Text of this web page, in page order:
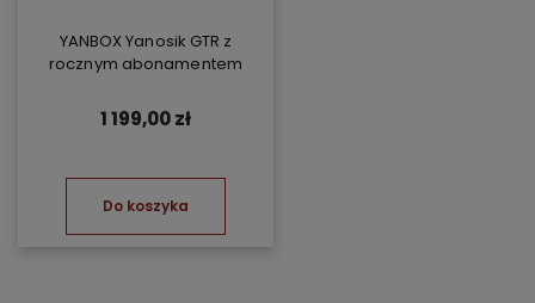
YANBOX Yanosik GTR z
rocznym abonamentem
1 199,00 zł
Do koszyka